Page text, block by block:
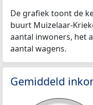
De grafiek toont de
buurt Muizelaar-
aantal inwoners, het
aantal wagens.
Gemiddeld